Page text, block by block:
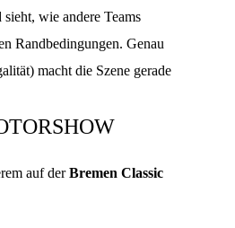
wie andere Teams
Randbedingungen. Genau
macht die Szene gerade
auf derBremen Classic